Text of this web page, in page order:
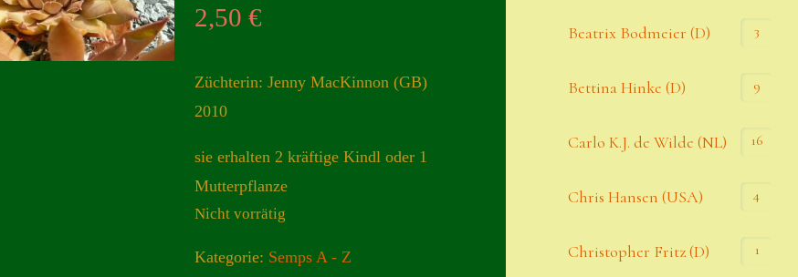
2,50€
Züchterin: Jenny MacKinnon (GB)
2010
sie erhalten 2 kräftige Kindl oder 1
Mutterpflanze
Nicht vorrätig
Kategorie: Semps A - Z
Beatrix Bodmeier (D) 3
Bettina Hinke (D) 9
Carlo K.J. de Wilde (NL) 16
Chris Hansen (USA) 4
Christopher Fritz (D) 1